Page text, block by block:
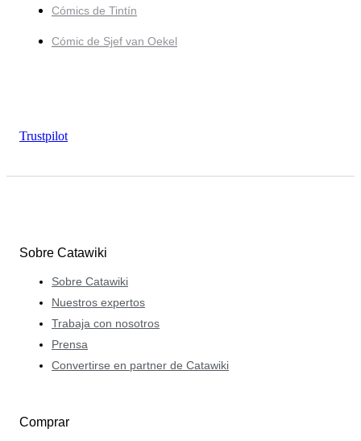
Cómics de Tintín
Cómic de Sjef van Oekel
Trustpilot
Sobre Catawiki
Sobre Catawiki
Nuestros expertos
Trabaja con nosotros
Prensa
Convertirse en partner de Catawiki
Comprar